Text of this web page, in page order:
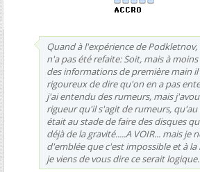
Quand à l'expérience de
n'a pas été refaite: Soit, mais à
des informations de première main
rigoureux de dire qu'on en a pas
j'ai entendu des rumeurs, mais
rigueur qu'il s'agit de rumeurs, qu'au
était au stade de faire des disques
déjà de la gravité.....A VOIR... mais je
d'emblée que c'est impossible et à la
je viens de vous dire ce serait logique.